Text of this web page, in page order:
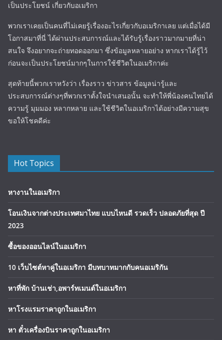
เป็นประโยชน์ เกี่ยวกับอเมริกา
พวกเราเคยเป็นคนที่ไม่เคยรู้เรื่องอะไรเกี่ยวกับอเมริกาเลย แต่เมื่อได้มี
โอกาสมาที่นี่ ได้ผ่านประสบการณ์และได้รับรู้เรื่องราวมากมายที่น่า
สนใจ จึงอยากจะถ่ายทอดออกมา ซึ่งข้อมูลหลายอย่าง หากเราได้รู้ไว้
ก่อนจะเป็นประโยชน์มากๆในการใช้ชีวิตในอเมริกาค่ะ
สุดท้ายนี้พวกเราหวังว่า เรื่องราว ข่าวสาร ข้อมูลน่ารู้และ
ประสบการณ์ต่างๆที่พวกเราตั้งใจนำเสนอนั้น จะทำให้พี่น้องคนไทยได้
ความรู้ มุมมอง หลากหลาย และใช้ชีวิตในอเมริกาได้อย่างมีความสุข
ขอให้โชคดีค่ะ
Hot Topics
หางานในอเมริกา
โอนเงินจากต่างประเทศมาไทย แบบไหนดี รวดเร็ว ปลอดภัยที่สุด ปี
2023
ซื้อของออนไลน์ในอเมริกา
10 เว็บไซต์หาคู่ในอเมริกา มีบทบาทมากกับคนอเมริกัน
หาที่พัก บ้านเช่า,อพาร์ทเมนต์ในอเมริกา
หาโรงแรมราคาถูกในอเมริกา
หา ตั๋วเครื่องบินราคาถูกในอเมริกา